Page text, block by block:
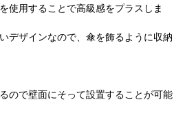
使用することで高級感をプラスしま
デザインなので、傘を飾るように収納
ので壁面にそって設置することが可能